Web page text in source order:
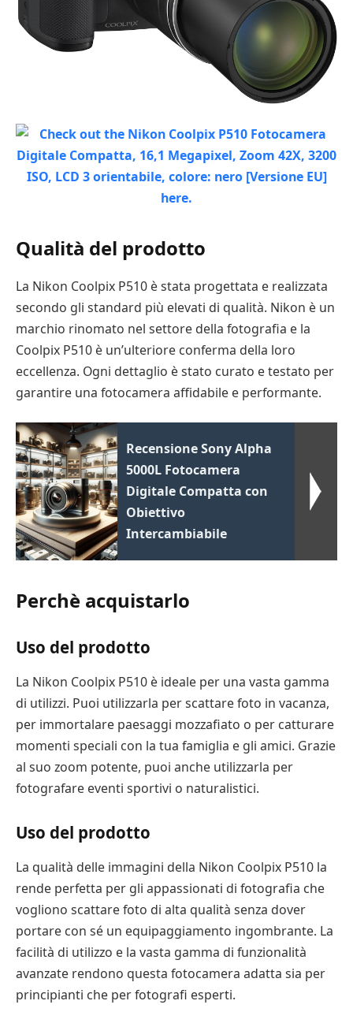
Qualità del prodotto
La Nikon Coolpix P510 è stata progettata e realizzata
secondo gli standard più elevati di qualità. Nikon è un
marchio rinomato nel settore della fotografia e la
Coolpix P510 è un’ulteriore conferma della loro
eccellenza. Ogni dettaglio è stato curato e testato per
garantire una fotocamera affidabile e performante.
Recensione Sony Alpha
5000L Fotocamera
Digitale Compatta con
Obiettivo
Intercambiabile
Perchè acquistarlo
Uso del prodotto
La Nikon Coolpix P510 è ideale per una vasta gamma
di utilizzi. Puoi utilizzarla per scattare foto in vacanza,
per immortalare paesaggi mozzafiato o per catturare
momenti speciali con la tua famiglia e gli amici. Grazie
al suo zoom potente, puoi anche utilizzarla per
fotografare eventi sportivi o naturalistici.
Uso del prodotto
La qualità delle immagini della Nikon Coolpix P510 la
rende perfetta per gli appassionati di fotografia che
vogliono scattare foto di alta qualità senza dover
portare con sé un equipaggiamento ingombrante. La
facilità di utilizzo e la vasta gamma di funzionalità
avanzate rendono questa fotocamera adatta sia per
principianti che per fotografi esperti.